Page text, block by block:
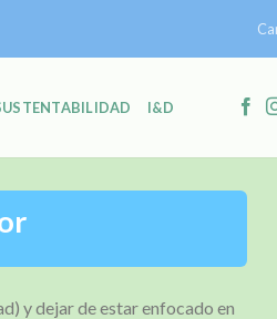
I&D
y dejar de estar enfocado en